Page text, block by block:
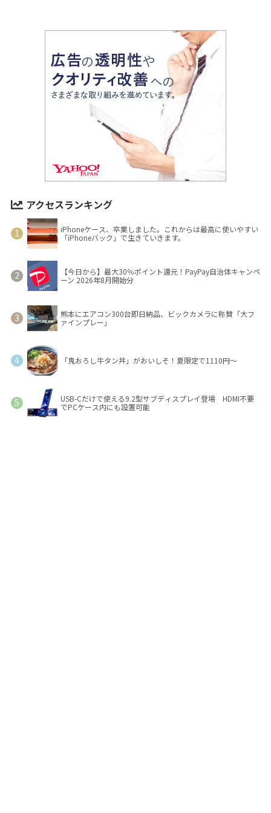
アクセスランキング
iPhoneケース、卒業しました。これからは最高に使いやすい
「iPhoneバック」で生きていきます。
【今日から】最大30％ポイント還元！PayPay自治体キャンペ
ーン 2026年8月開始分
熊本にエアコン300台即日納品、ビックカメラに称賛「大フ
ァインプレー」
「鬼おろし牛タン丼」がおいしそ！夏限定で1110円～
USB-Cだけで使える9.2型サブディスプレイ登場 HDMI不要
でPCケース内にも設置可能